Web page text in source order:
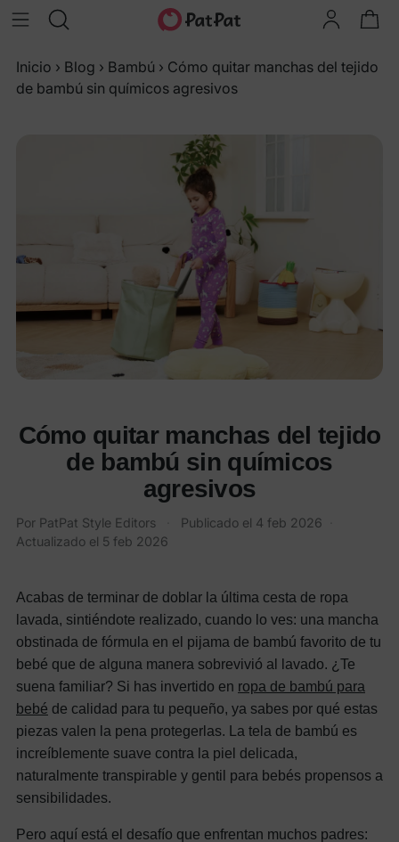
Inicio › Blog › Bambú › Cómo quitar manchas del tejido
de bambú sin químicos agresivos
Cómo quitar manchas del tejido
de bambú sin químicos
agresivos
Por PatPat Style Editors Publicado el 4 feb 2026
Actualizado el 5 feb 2026
Acabas de terminar de doblar la última cesta de ropa
lavada, sintiéndote realizado, cuando lo ves: una mancha
obstinada de fórmula en el pijama de bambú favorito de tu
bebé que de alguna manera sobrevivió al lavado. ¿Te
suena familiar? Si has invertido en ropa de bambú para
bebé de calidad para tu pequeño, ya sabes por qué estas
piezas valen la pena protegerlas. La tela de bambú es
increíblemente suave contra la piel delicada,
naturalmente transpirable y gentil para bebés propensos a
sensibilidades.
Pero aquí está el desafío que enfrentan muchos padres: